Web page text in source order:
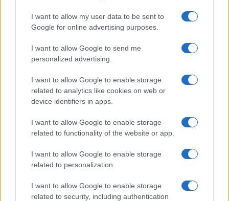
I want to allow my user data to be sent to
Google for online advertising purposes.
I want to allow Google to send me
personalized advertising.
I want to allow Google to enable storage
related to analytics like cookies on web or
device identifiers in apps.
I want to allow Google to enable storage
related to functionality of the website or app.
I want to allow Google to enable storage
related to personalization.
I want to allow Google to enable storage
related to security, including authentication
Continua a leggere
BELLEZZA